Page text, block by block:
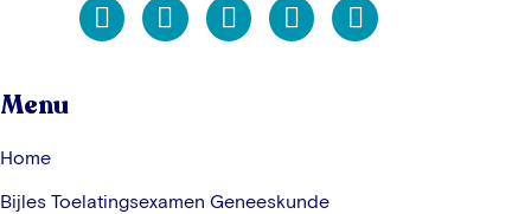
Menu
Home
Bijles Toelatingsexamen Geneeskunde